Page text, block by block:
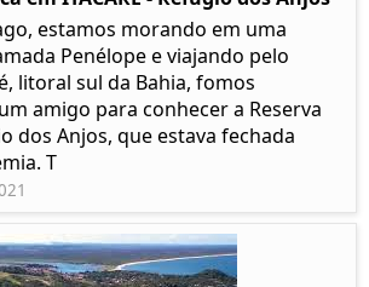
estamos morando em uma
Penélope e viajando pelo
litoral sul da Bahia, fomos
amigo para conhecer a Reserva
dos Anjos, que estava fechada
T